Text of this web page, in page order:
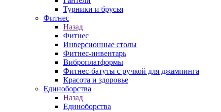
Турники и брусья
Фитнес
Назад
Фитнес
Инверсионные столы
Фитнес-инвентарь
Виброплатформы
Фитнес-батуты с ручкой для джампинга
Красота и здоровье
Единоборства
Назад
Единоборства